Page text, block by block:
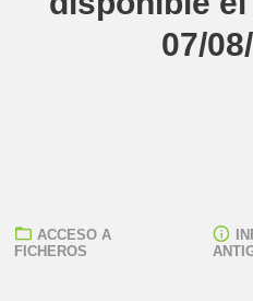
07/
ACCESO A
FICHEROS